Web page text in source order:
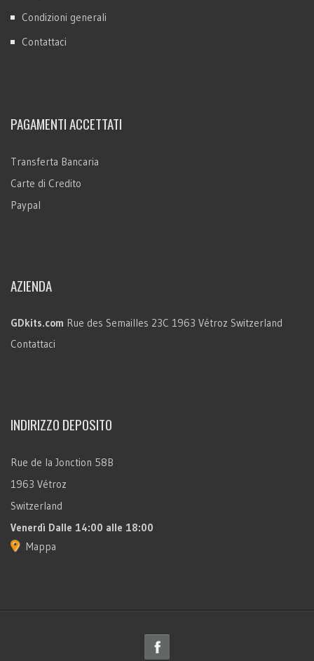
Condizioni generali
Contattaci
PAGAMENTI ACCETTATI
Transferta Bancaria
Carte di Credito
Paypal
AZIENDA
GDkits.com Rue des Semailles 23C 1963 Vétroz Switzerland
Contattaci
INDIRIZZO DEPOSITO
Rue de la Jonction 58B
1963 Vétroz
Switzerland
Venerdì Dalle 14:00 alle 18:00
Mappa